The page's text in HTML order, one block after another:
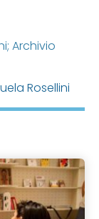
Archivio
Rosellini